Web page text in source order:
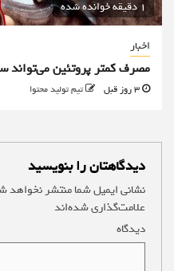
1 دقیقه خوانده شده
اخبار
مصرف کمتر پروتئین
تیم تولید محتوا
دیدگاهتان را بنویسید
نشانی ایمیل شما منتشر نخواهد
علامت‌گذاری شده‌اند
دیدگاه